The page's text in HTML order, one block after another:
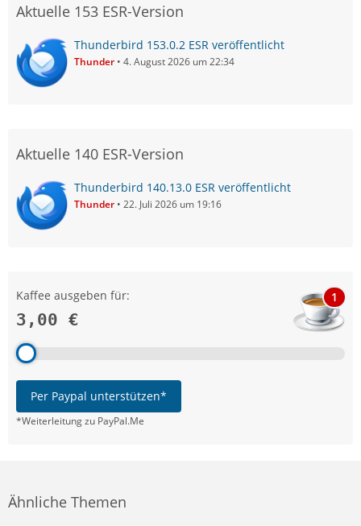
Aktuelle 153 ESR-Version
Thunderbird 153.0.2 ESR veröffentlicht
Thunder 4. August 2026 um 22:34
Aktuelle 140 ESR-Version
Thunderbird 140.13.0 ESR veröffentlicht
Thunder 22. Juli 2026 um 19:16
Kaffee ausgeben für:
3,00 €
1
Per Paypal unterstützen*
*Weiterleitung zu PayPal.Me
Ähnliche Themen